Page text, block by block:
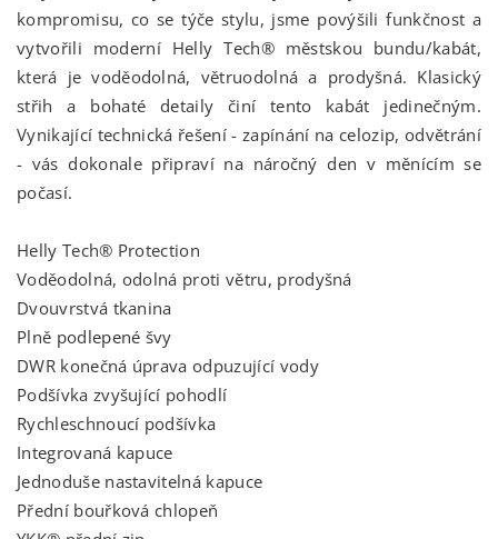
kompromisu, co se týče stylu, jsme povýšili funkčnost a
vytvořili moderní Helly Tech® městskou bundu/kabát,
která je voděodolná, větruodolná a prodyšná. Klasický
střih a bohaté detaily činí tento kabát jedinečným.
Vynikající technická řešení - zapínání na celozip, odvětrání
- vás dokonale připraví na náročný den v měnícím se
počasí.
Helly Tech® Protection
Voděodolná, odolná proti větru, prodyšná
Dvouvrstvá tkanina
Plně podlepené švy
DWR konečná úprava odpuzující vody
Podšívka zvyšující pohodlí
Rychleschnoucí podšívka
Integrovaná kapuce
Jednoduše nastavitelná kapuce
Přední bouřková chlopeň